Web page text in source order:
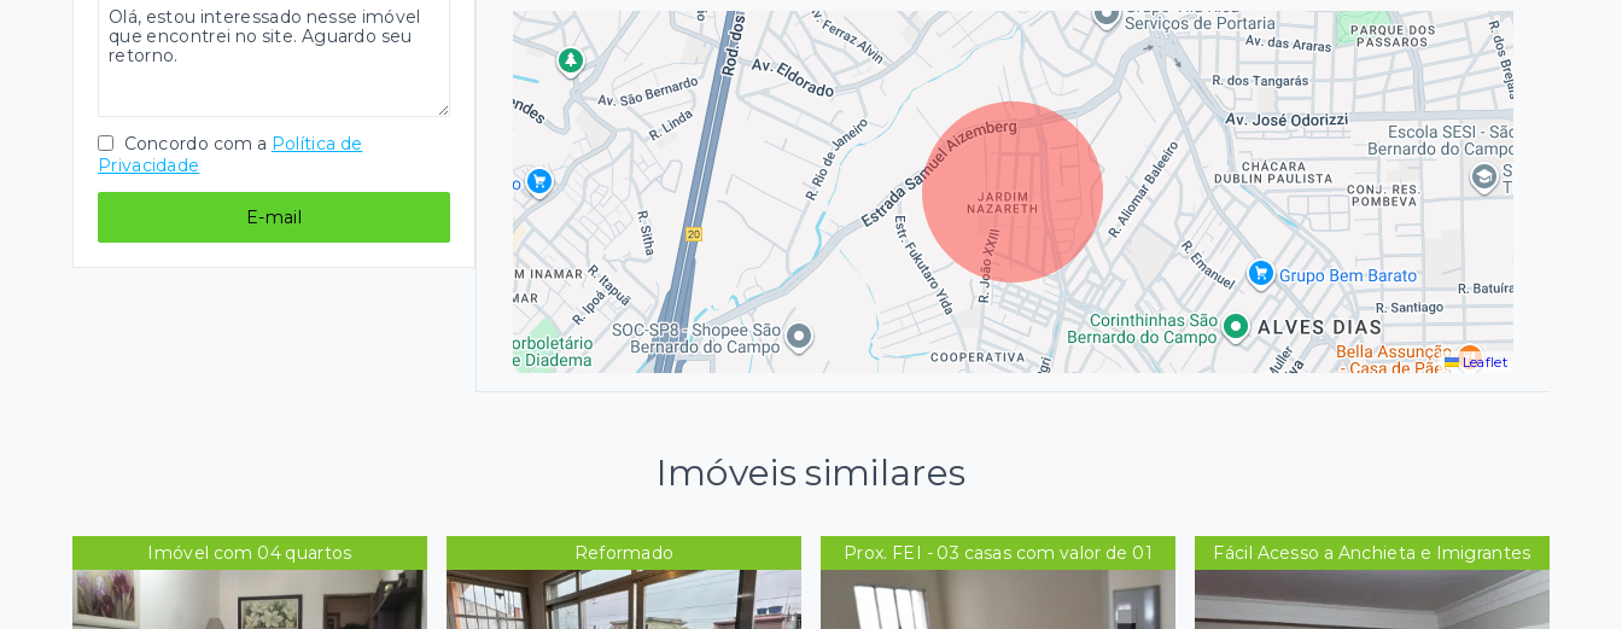
Leaflet
Concordo com a Política de
Privacidade
E-mail
Imóveis similares
Imóvel com 04 quartos Reformado Prox. FEI - 03 casas com valor de 01 Fácil Acesso a Anchieta e Imigrantes